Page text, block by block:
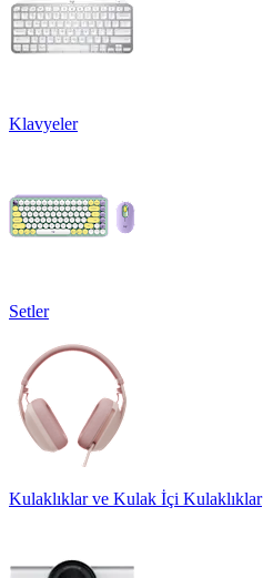
Klavyeler
Setler
Kulaklıklar ve Kulak İçi Kulaklıklar